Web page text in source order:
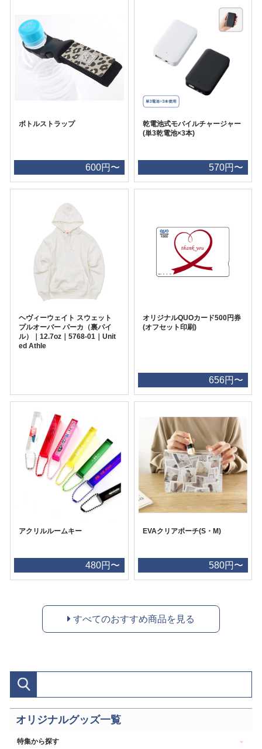
ボトルストラップ
600円〜
乾電池式モバイルチャージャー
(単3乾電池×3本)
570円〜
ヘヴィーウェイト スウェット
プルオーバー パーカ（裏パイ
ル）｜12.7oz｜5768-01｜Unit
ed Athle
オリジナルQUOカード500円券
(オフセット印刷)
656円〜
アクリルルームキー
480円〜
EVAクリアポーチ(S・M)
580円〜
すべてのおすすめ商品を見る
オリジナルグッズ一覧
特集から探す